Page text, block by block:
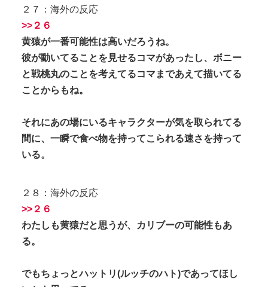
２７：海外の反応
>>２６
黄猿が一番可能性は高いだろうね。
彼が動いてることを見せるコマがあったし、ボニー
と戦桃丸のことを考えてるコマまであえて描いてる
ことからもね。
それにあの場にいるキャラクターが気を取られてる
間に、一瞬で食べ物を持ってこられる速さを持って
いる。
２８：海外の反応
>>２６
わたしも黄猿だと思うが、カリブーの可能性もあ
る。
でもちょっとハットリ(ルッチのハト)であってほし